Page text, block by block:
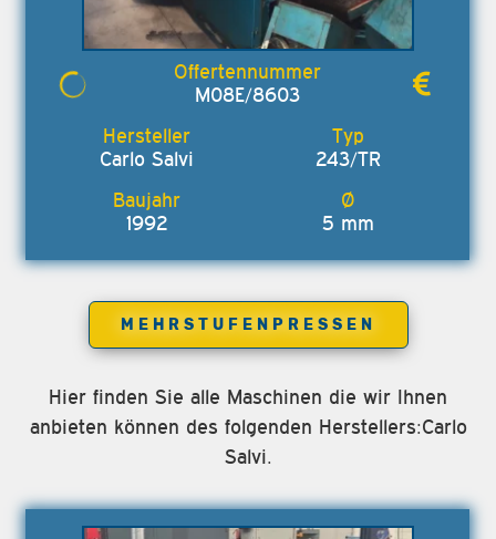
M08E/8603
Carlo Salvi 243/TR
1992 5 mm
MEHRSTUFENPRESSEN
Hier finden Sie alle Maschinen die wir Ihnen
anbieten können des folgenden Herstellers:Carlo
Salvi.